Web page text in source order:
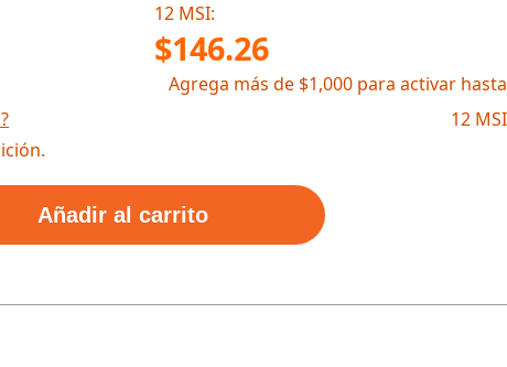
12 MSI:
$146.26
Agrega más de $1,000 para activar hasta
12 MSI
Añadir al carrito